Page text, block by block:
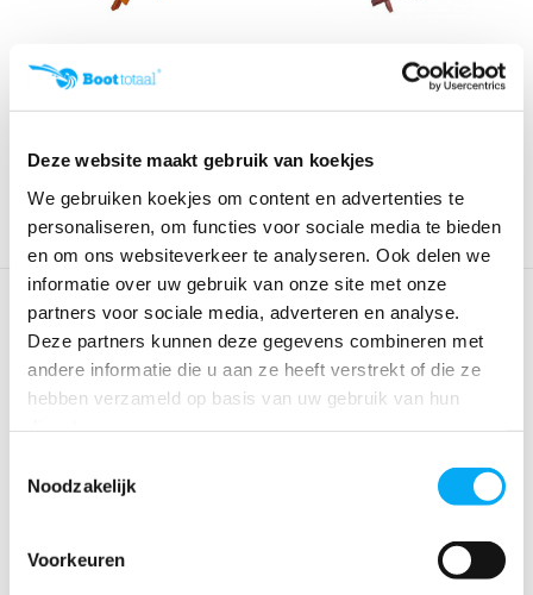
Deze website maakt gebruik van koekjes
We gebruiken koekjes om content en advertenties te
personaliseren, om functies voor sociale media te bieden
en om ons websiteverkeer te analyseren. Ook delen we
informatie over uw gebruik van onze site met onze
partners voor sociale media, adverteren en analyse.
Deze partners kunnen deze gegevens combineren met
andere informatie die u aan ze heeft verstrekt of die ze
hebben verzameld op basis van uw gebruik van hun
Noodzakelijk
Voorkeuren
Opklapbare bijzettafel
Little Venezia - ...
Klapbare bijzettafel Little
Klik voor voorraad info